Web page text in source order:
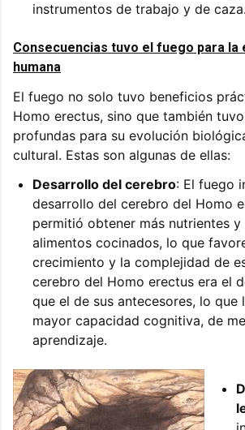
instrumentos de trabajo y de caza.
Consecuencias tuvo el fuego para la
humana
El fuego no solo tuvo beneficios
Homo erectus, sino que también
profundas para su evolución
cultural. Estas son algunas de ellas:
Desarrollo del cerebro: El fuego
desarrollo del cerebro del Homo
permitió obtener más nutrientes
alimentos cocinados, lo que
crecimiento y la complejidad de
cerebro del Homo erectus era el
que el de sus antecesores, lo que
mayor capacidad cognitiva, de
aprendizaje.